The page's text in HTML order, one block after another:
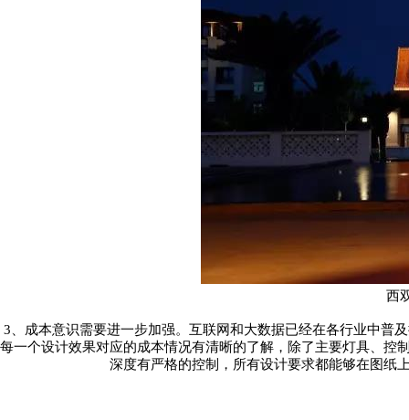
西
3 、成本意识需要进一步加强。互联网和大数据已经在各行业中
每一个设计效果对应的成本情况有清晰的了解，除了主要灯具、
深度有严格的控制，所有设计要求都能够在图纸